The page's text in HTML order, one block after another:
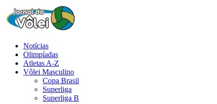
Notícias
Olimpíadas
Atletas A-Z
Vôlei Masculino
Copa Brasil
Superliga
Superliga B